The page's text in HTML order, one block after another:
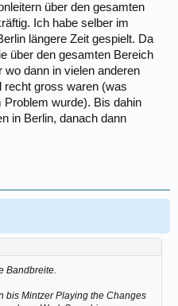
über den gesamten
Ich habe selber im
längere Zeit gespielt. Da
über den gesamten Bereich
wo dann in vielen anderen
recht gross waren (was
wurde). Bis dahin
in Berlin, danach dann
Bandbreite.
bis Mintzer Playing the Changes